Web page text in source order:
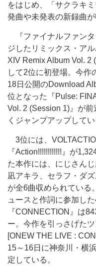
をはじめ、「サクラキ
発曲や未発表の新録曲が
『ファイナルファンタ
ジしたリミックス・ア
XIV Remix Album Vol. 2
して2位に初登場。今作
18日公開のDownload
位となった『Pulse:
Vol. 2 (Session 1)』が
くジャンプアップしてい
3位には、
『Action!!!!!!!!!!!!』が
た本作には、にじさん
凪アキラ、セラフ・ダ
が全6曲収められている
ュースと作詞に参加し
『CONNECTION』は
ー。今作を引っさげた
[ONEW THE LIVE :
15～16日に神奈川・横
定している。